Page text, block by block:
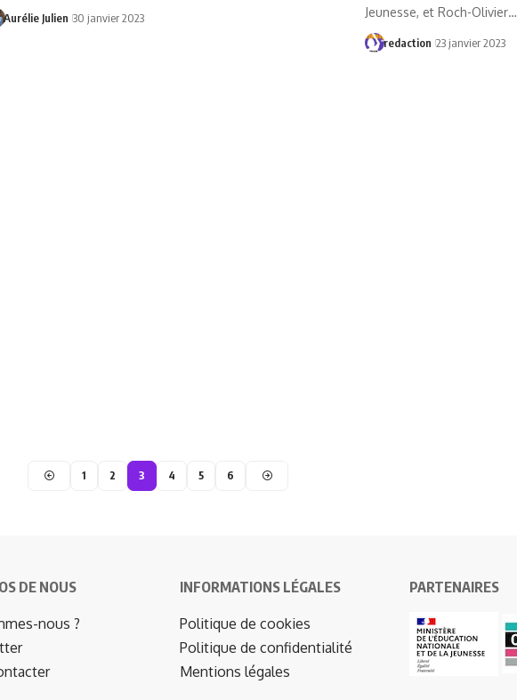
Aurélie Julien 30 janvier 2023
Jeunesse, et Roch-Olivier…
redaction 23 janvier 2023
1 2 3 4 5 6
DE NOUS
nous ?
INFORMATIONS LÉGALES
Politique de cookies
Politique de confidentialité
Mentions légales
PARTENAIRES